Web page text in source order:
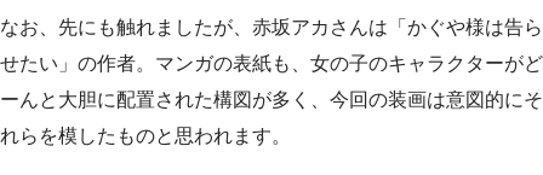
なお、先にも触れましたが、赤坂アカさんは「かぐや様は告ら
せたい」の作者。マンガの表紙も、女の子のキャラクターがど
ーんと大胆に配置された構図が多く、今回の装画は意図的にそ
れらを模したものと思われます。